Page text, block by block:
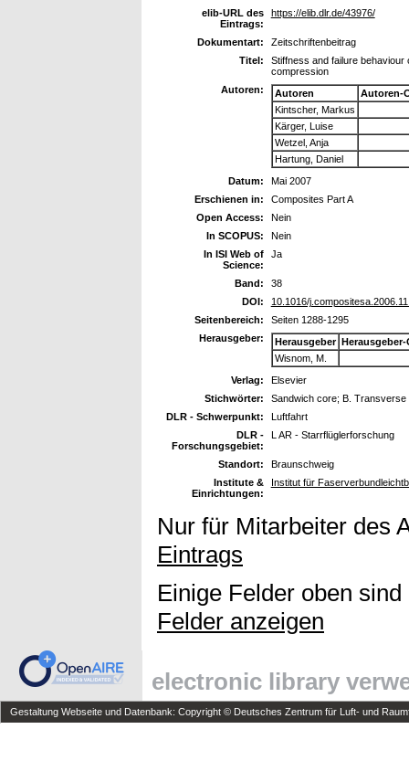
elib-URL des
Eintrags:
https://elib.dlr.de/43976/
Dokumentart:
Zeitschriftenbeitrag
Titel:
Stiffness and failure
compression
Autoren:
Autoren
Autoren-
Kintscher, Markus
Kärger, Luise
Wetzel, Anja
Hartung, Daniel
Datum:
Mai 2007
Erschienen in:
Composites Part A
Open Access:
Nein
In SCOPUS:
Nein
In ISI Web of
Science:
Ja
Band:
38
DOI:
10.1016/
Seitenbereich:
Seiten 1288-1295
Herausgeber:
Herausgeber Herausgeber-
Wisnom, M.
Verlag:
Elsevier
Stichwörter:
Sandwich core; B.
DLR - Schwerpunkt:
Luftfahrt
DLR -
Forschungsgebiet:
L AR - Starrflüglerforschung
Standort:
Braunschweig
Institute &
Einrichtungen:
Institut für
Nur für Mitarbeiter des
Eintrags
Einige Felder oben
Felder anzeigen
electronic library
Gestaltung Webseite und Datenbank: Copyright © Deutsches Zentrum für Luft- und